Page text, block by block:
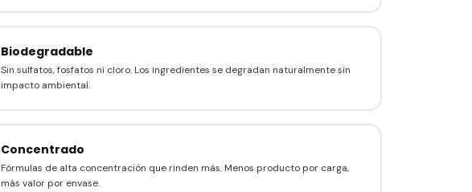
Biodegradable
Sin sulfatos, fosfatos ni cloro. Los ingredientes se degradan naturalmente sin
impacto ambiental.
Concentrado
Fórmulas de alta concentración que rinden más. Menos producto por carga,
más valor por envase.